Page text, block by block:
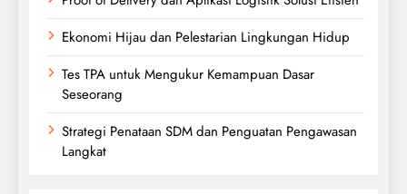
Ekonomi Hijau dan Pelestarian Lingkungan Hidup
Tes TPA untuk Mengukur Kemampuan Dasar
Seseorang
Strategi Penataan SDM dan Penguatan Pengawasan
Langkat